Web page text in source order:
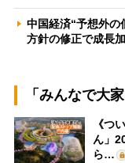
中国経済“予想外
方針の修正で成長
「みんなで大
《つ
ん」
ら…